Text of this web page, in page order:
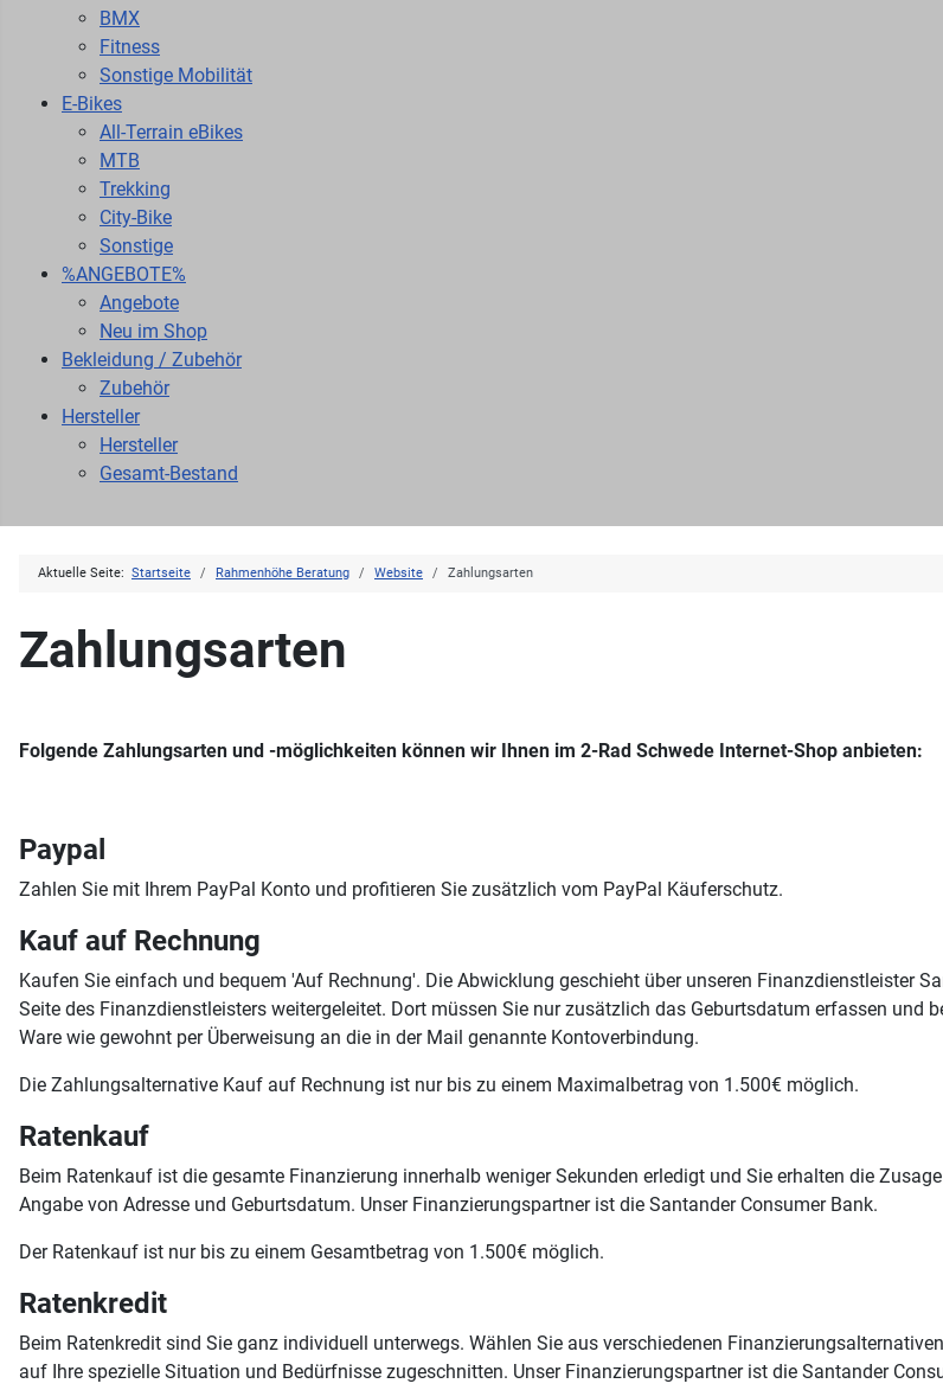
BMX
Fitness
Sonstige Mobilität
E-Bikes
All-Terrain eBikes
MTB
Trekking
City-Bike
Sonstige
%ANGEBOTE%
Angebote
Neu im Shop
Bekleidung / Zubehör
Zubehör
Hersteller
Hersteller
Gesamt-Bestand
Aktuelle Seite: Startseite Rahmenhöhe Beratung Website Zahlungsarten
Zahlungsarten
Folgende Zahlungsarten und -möglichkeiten können wir Ihnen im 2-Rad Schwede Internet-Shop anbieten:
Paypal
Zahlen Sie mit Ihrem PayPal Konto und profitieren Sie zusätzlich vom PayPal Käuferschutz.
Kauf auf Rechnung
Kaufen Sie einfach und bequem 'Auf Rechnung'. Die Abwicklung geschieht über unseren Finanzdienstleister
Seite des Finanzdienstleisters weitergeleitet. Dort müssen Sie nur zusätzlich das Geburtsdatum erfassen und
Ware wie gewohnt per Überweisung an die in der Mail genannte Kontoverbindung.
Die Zahlungsalternative Kauf auf Rechnung ist nur bis zu einem Maximalbetrag von 1.500€ möglich.
Ratenkauf
Beim Ratenkauf ist die gesamte Finanzierung innerhalb weniger Sekunden erledigt und Sie erhalten die
Angabe von Adresse und Geburtsdatum. Unser Finanzierungspartner ist die Santander Consumer Bank.
Der Ratenkauf ist nur bis zu einem Gesamtbetrag von 1.500€ möglich.
Ratenkredit
Beim Ratenkredit sind Sie ganz individuell unterwegs. Wählen Sie aus verschiedenen
auf Ihre spezielle Situation und Bedürfnisse zugeschnitten. Unser Finanzierungspartner ist die Santander